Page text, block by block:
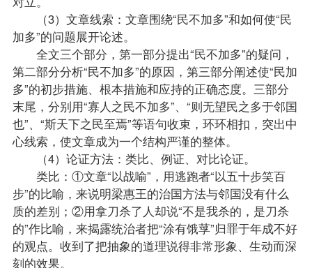
（3）文章线索：文章围绕“民不加多”和如何使“民
加多”的问题展开论述。
全文三个部分，第一部分提出“民不加多”的疑问，
第二部分分析“民不加多”的原因，第三部分阐述使“民加
多”的初步措施、根本措施和应持的正确态度。三部分
末尾，分别用“寡人之民不加多”、“则无望民之多于邻国
也”、“斯天下之民至焉”等语句收束，环环相扣，突出中
心线索，使文章成为一个结构严谨的整体。
（4）论证方法：类比、例证、对比论证。
类比：①文章“以战喻”，用逃跑者“以五十步笑百
步”的比喻，来说明梁惠王的治国方法与邻国没有什么
质的差别；②用拿刀杀了人却说“不是我杀的，是刀杀
的”作比喻，来揭露统治者把“涂有饿莩”归罪于年成不好
的观点。收到了把抽象的道理说得非常形象、生动而深
刻的效果。